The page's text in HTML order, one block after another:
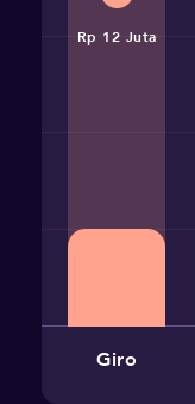
Rp 12 Juta
Giro